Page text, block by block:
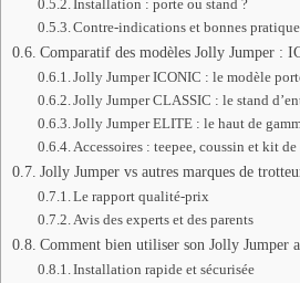
Installation : porte ou stand ?
Contre-indications et bonnes
Comparatif des modèles Jolly Jumper :
Jolly Jumper ICONIC : le modèle
Jolly Jumper CLASSIC : le stand
Jolly Jumper ELITE : le haut de
Accessoires : teepee, coussin et kit
Jolly Jumper vs autres marques de
Le rapport qualité-prix
Avis des experts et des parents
Comment bien utiliser son Jolly Jumper
Installation rapide et sécurisée